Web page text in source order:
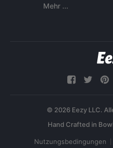
Mehr ...
© 2026 Eezy LLC.
Nutzungsbedingungen